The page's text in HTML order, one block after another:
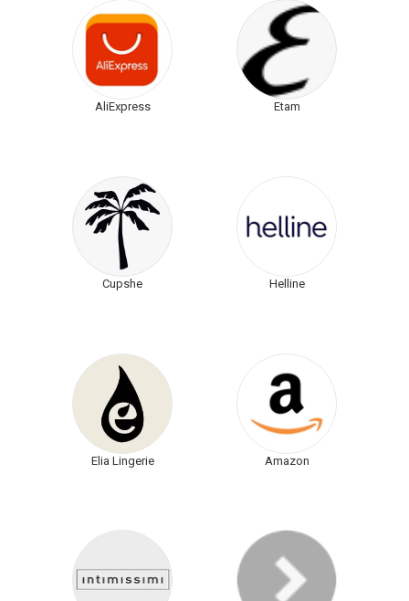
AliExpress Etam
Cupshe Helline
Elia Lingerie Amazon